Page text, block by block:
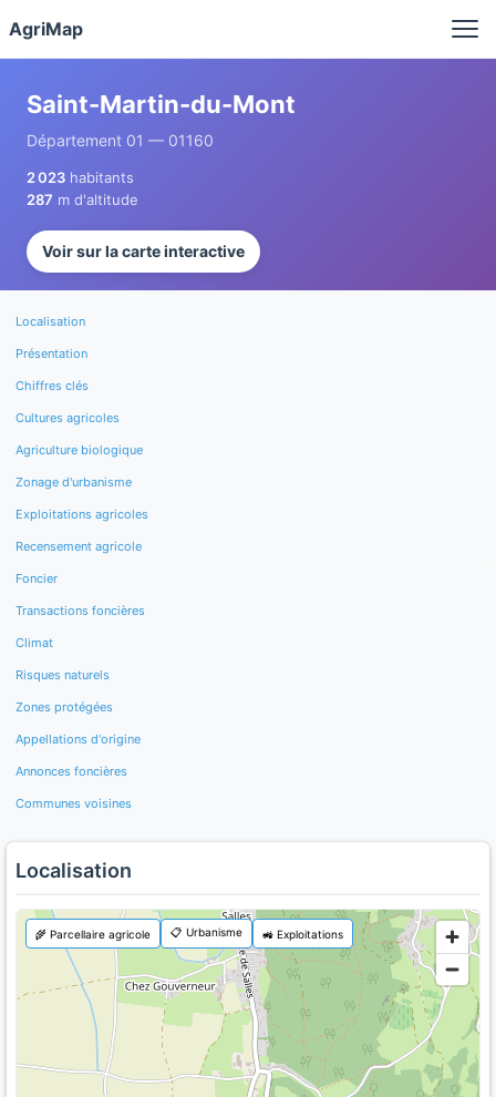
AgriMap
Saint-Martin-du-Mont
Département 01 — 01160
2 023 habitants
287 m d'altitude
Voir sur la carte interactive
Localisation
Présentation
Chiffres clés
Cultures agricoles
Agriculture biologique
Zonage d'urbanisme
Exploitations agricoles
Recensement agricole
Foncier
Transactions foncières
Climat
Risques naturels
Zones protégées
Appellations d'origine
Annonces foncières
Communes voisines
Localisation
🌾 Parcellaire agricole 📋 Urbanisme 🚜 Exploitations